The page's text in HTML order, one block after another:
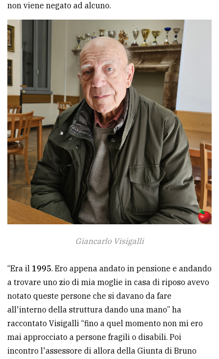
non viene negato ad alcuno.
Giancarlo Visigalli
“Era il 1995. Ero appena andato in pensione e andando
a trovare uno zio di mia moglie in casa di riposo avevo
notato queste persone che si davano da fare
all'interno della struttura dando una mano” ha
raccontato Visigalli “fino a quel momento non mi ero
mai approcciato a persone fragili o disabili. Poi
incontro l'assessore di allora della Giunta di Bruno